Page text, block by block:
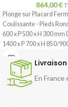
864,00€
Plonge sur Placard
Coulissante - Pieds
600 x P 500 x H 300 mm
1400 x P 700 x H 850/
En France